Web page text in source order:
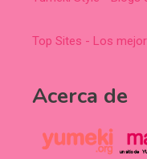
Top Sites - Los
Acerca de